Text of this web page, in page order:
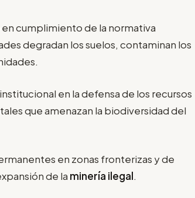
cumplimiento de la normativa
degradan los suelos, contaminan los
en la defensa de los recursos
que amenazan la biodiversidad del
en zonas fronterizas y de
de la minería ilegal.